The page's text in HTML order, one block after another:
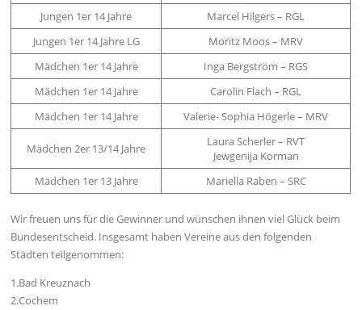
Jungen 1er 14 Jahre
Marcel Hilgers – RGL
Jungen 1er 14 Jahre LG
Moritz Moos – MRV
Mädchen 1er 14 Jahre
Inga Bergström – RGS
Mädchen 1er 14 Jahre
Carolin Flach – RGL
Mädchen 1er 14 Jahre
Valerie- Sophia Högerle – MRV
Mädchen 2er 13/14 Jahre
Laura Scherler – RVT
Jewgenija Korman
Mädchen 1er 13 Jahre
Mariella Raben – SRC
Wir freuen uns für die Gewinner und wünschen ihnen viel Glück beim
Bundesentscheid. Insgesamt haben Vereine aus den folgenden
Städten teilgenommen:
1.Bad Kreuznach
2.Cochem